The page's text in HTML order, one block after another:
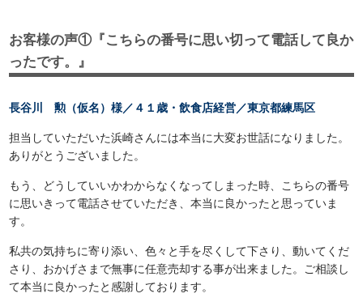
お客様の声①『こちらの番号に思い切って電話して良か
ったです。』
長谷川 勲（仮名）様／４１歳・飲食店経営／東京都練馬区
担当していただいた浜崎さんには本当に大変お世話になりました。
ありがとうございました。
もう、どうしていいかわからなくなってしまった時、こちらの番号
に思いきって電話させていただき、本当に良かったと思っていま
す。
私共の気持ちに寄り添い、色々と手を尽くして下さり、動いてくだ
さり、おかげさまで無事に任意売却する事が出来ました。ご相談し
て本当に良かったと感謝しております。